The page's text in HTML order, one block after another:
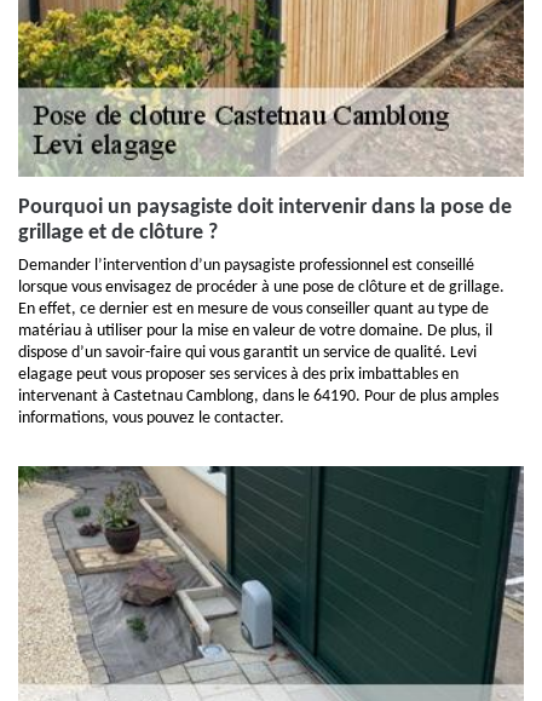
Pourquoi un paysagiste doit intervenir dans la pose de
grillage et de clôture ?
Demander l’intervention d’un paysagiste professionnel est conseillé
lorsque vous envisagez de procéder à une pose de clôture et de grillage.
En effet, ce dernier est en mesure de vous conseiller quant au type de
matériau à utiliser pour la mise en valeur de votre domaine. De plus, il
dispose d’un savoir-faire qui vous garantit un service de qualité. Levi
elagage peut vous proposer ses services à des prix imbattables en
intervenant à Castetnau Camblong, dans le 64190. Pour de plus amples
informations, vous pouvez le contacter.